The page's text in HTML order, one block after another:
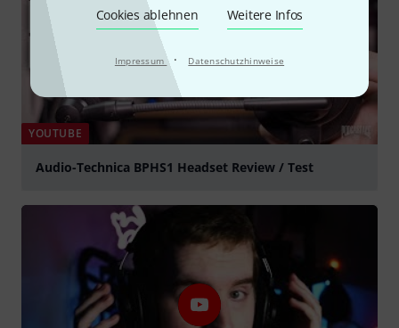
Cookies ablehnen Weitere Infos
Impressum · Datenschutzhinweise
YOUTUBE
Audio-Technica BPHS1 Headset Review / Test